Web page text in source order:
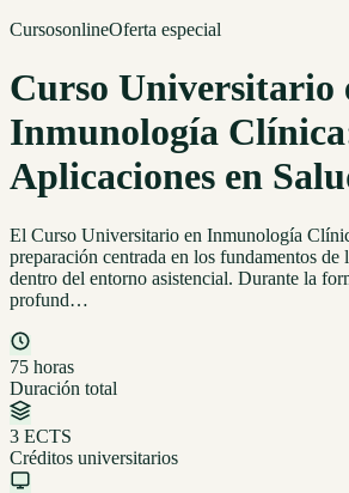
CursosonlineOferta especial
Curso Universitario
Inmunología
Aplicaciones en
El Curso Universitario en Inmunología
preparación centrada en los fundamentos
dentro del entorno asistencial. Durante la
profund…
75 horas
Duración total
3 ECTS
Créditos universitarios